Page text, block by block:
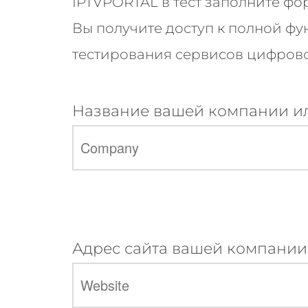
Вы получите доступ к полной
тестирования сервисов
Название вашей компании
Адрес сайта вашей компании